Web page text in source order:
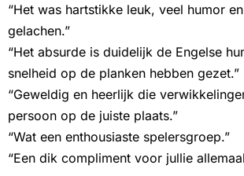
“Het was hartstikke leuk, veel humor
gelachen.”
“Het absurde is duidelijk de Engelse
snelheid op de planken hebben gezet.”
“Geweldig en heerlijk die
persoon op de juiste plaats.”
“Wat een enthousiaste spelersgroep.”
“Een dik compliment voor jullie